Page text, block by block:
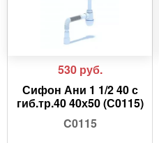
530 руб.
Сифон Ани 1 1/2 40 с
гиб.тр.40 40х50 (С0115)
C0115